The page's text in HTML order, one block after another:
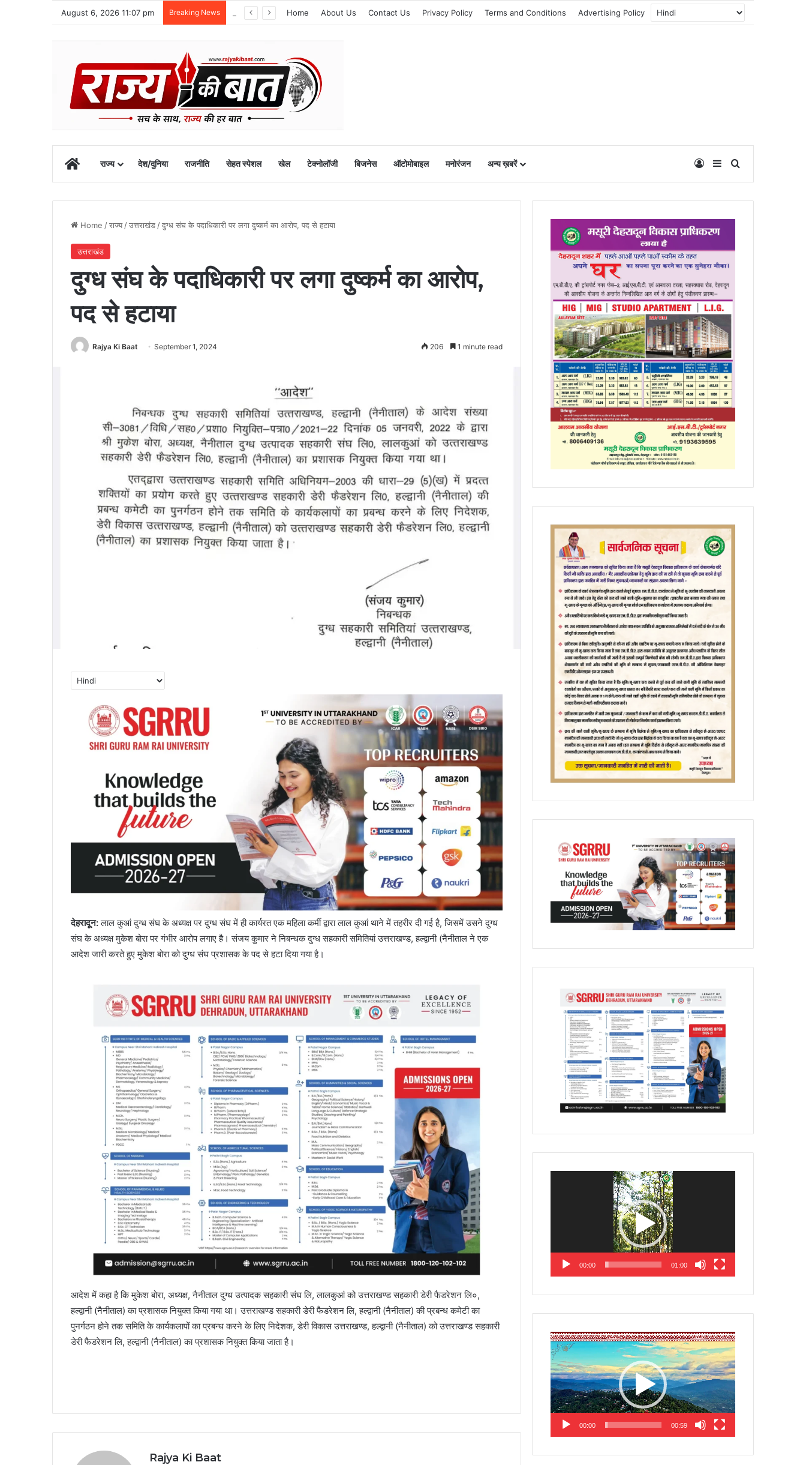
August 6, 2026 11:07 pm Breaking News Home About Us Contact Us Privacy Policy Terms and Conditions Advertising Policy
Homeराज्य देश/दुनिया राजनीति सेहत स्पेशल खेल टेक्नोलॉजी बिजनेस ऑटोमोबाइल मनोरंजन अन्य ख़बरें Log InSidebar
Home /राज्य /उत्तराखंड /दुग्ध संघ के पदाधिकारी पर लगा दुष्कर्म का आरोप, पद से हटाया
उत्तराखंड
दुग्ध संघ के पदाधिकारी पर लगा दुष्कर्म का आरोप,
पद से हटाया
Rajya Ki Baat September 1, 2024 206 1 minute read
देहरादून:लाल कुआं दुग्ध संघ के अध्यक्ष पर दुग्ध संघ में ही कार्यरत एक महिला कर्मी द्वारा लाल कुआं थाने में तहरीर दी गई है, जिसमें उसने दुग्ध
संघ के अध्यक्ष मुकेश बोरा पर गंभीर आरोप लगाए है। संजय कुमार ने निबन्धक दुग्ध सहकारी समितियां उत्तराखण्ड, हल्द्वानी (नैनीताल ने एक
आदेश जारी करते हुए मुकेश बोरा को दुग्ध संघ प्रशासक के पद से हटा दिया गया है।
आदेश में कहा है कि मुकेश बोरा, अध्यक्ष, नैनीताल दुग्ध उत्पादक सहकारी संघ लि, लालकुआं को उत्तराखण्ड सहकारी डेरी फैडरेशन लि०,
हल्द्वानी (नैनीताल) का प्रशासक नियुक्त किया गया था। उत्तराखण्ड सहकारी डेरी फैडरेशन लि, हल्द्वानी (नैनीताल) की प्रबन्ध कमेटी का
पुनर्गठन होने तक समिति के कार्यकलापों का प्रबन्ध करने के लिए निदेशक, डेरी विकास उत्तराखण्ड, हल्द्वानी (नैनीताल) को उत्तराखण्ड सहकारी
डेरी फैडरेशन लि, हल्द्वानी (नैनीताल) का प्रशासक नियुक्त किया जाता है।
Rajya Ki Baat
00:00 01:00
Video
Player
00:00 00:59